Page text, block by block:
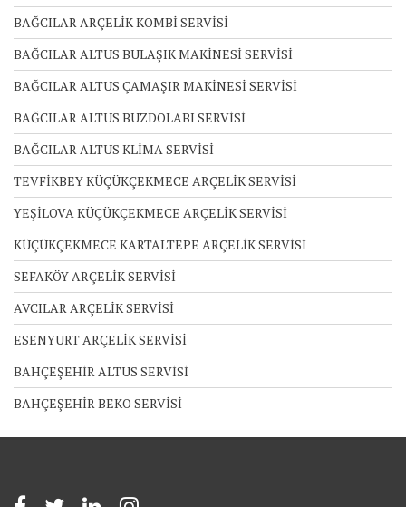
BAĞCILAR ARÇELİK KOMBİ SERVİSİ
BAĞCILAR ALTUS BULAŞIK MAKİNESİ SERVİSİ
BAĞCILAR ALTUS ÇAMAŞIR MAKİNESİ SERVİSİ
BAĞCILAR ALTUS BUZDOLABI SERVİSİ
BAĞCILAR ALTUS KLİMA SERVİSİ
TEVFİKBEY KÜÇÜKÇEKMECE ARÇELİK SERVİSİ
YEŞİLOVA KÜÇÜKÇEKMECE ARÇELİK SERVİSİ
KÜÇÜKÇEKMECE KARTALTEPE ARÇELİK SERVİSİ
SEFAKÖY ARÇELİK SERVİSİ
AVCILAR ARÇELİK SERVİSİ
ESENYURT ARÇELİK SERVİSİ
BAHÇEŞEHİR ALTUS SERVİSİ
BAHÇEŞEHİR BEKO SERVİSİ